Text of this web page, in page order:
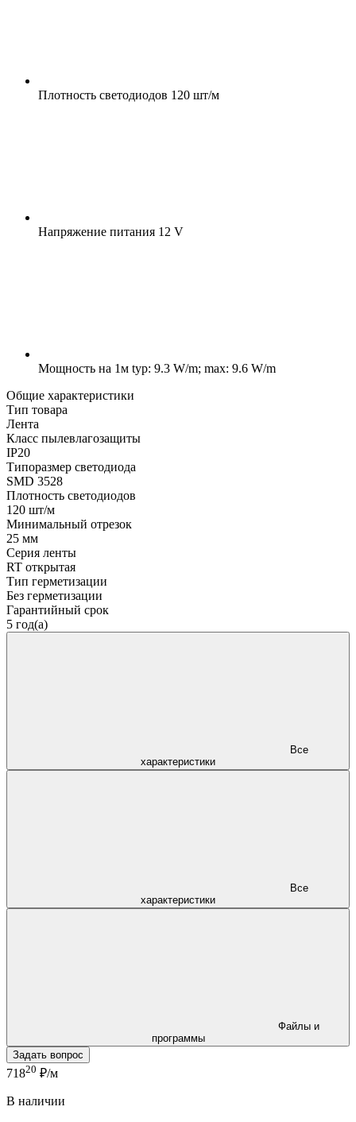
Плотность светодиодов 120 шт/м
Напряжение питания 12 V
Мощность на 1м typ: 9.3 W/m; max: 9.6 W/m
Общие характеристики
Тип товара
Лента
Класс пылевлагозащиты
IP20
Типоразмер светодиода
SMD 3528
Плотность светодиодов
120 шт/м
Минимальный отрезок
25 мм
Серия ленты
RT открытая
Тип герметизации
Без герметизации
Гарантийный срок
5 год(а)
характеристики
характеристики
программы
Задать вопрос
71820 ₽/м
В наличии